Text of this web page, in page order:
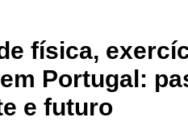
física,
Portugal:
e futuro